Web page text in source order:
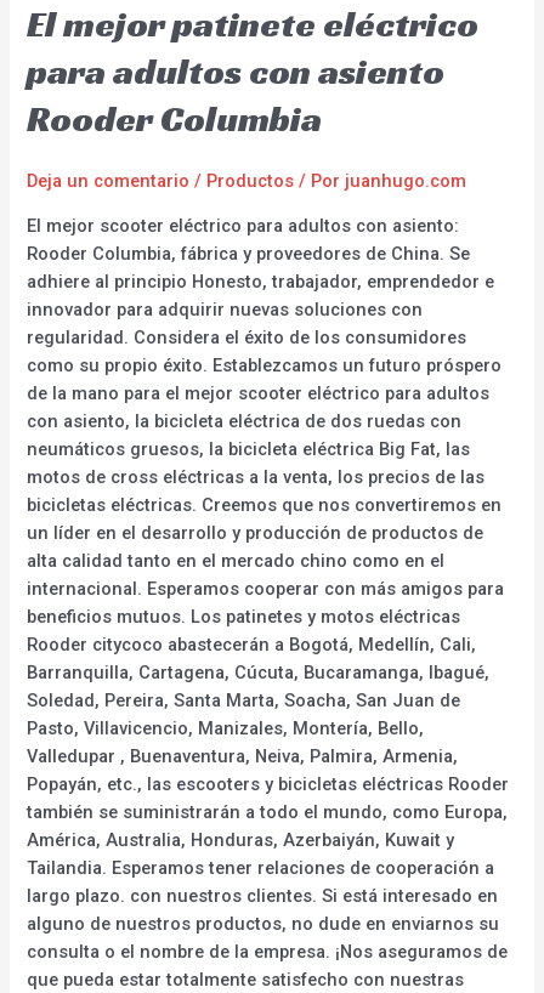
El mejor patinete eléctrico
para adultos con asiento
Rooder Columbia
Deja un comentario / Productos / Por juanhugo.com
El mejor scooter eléctrico para adultos con asiento:
Rooder Columbia, fábrica y proveedores de China. Se
adhiere al principio Honesto, trabajador, emprendedor e
innovador para adquirir nuevas soluciones con
regularidad. Considera el éxito de los consumidores
como su propio éxito. Establezcamos un futuro próspero
de la mano para el mejor scooter eléctrico para adultos
con asiento, la bicicleta eléctrica de dos ruedas con
neumáticos gruesos, la bicicleta eléctrica Big Fat, las
motos de cross eléctricas a la venta, los precios de las
bicicletas eléctricas. Creemos que nos convertiremos en
un líder en el desarrollo y producción de productos de
alta calidad tanto en el mercado chino como en el
internacional. Esperamos cooperar con más amigos para
beneficios mutuos. Los patinetes y motos eléctricas
Rooder citycoco abastecerán a Bogotá, Medellín, Cali,
Barranquilla, Cartagena, Cúcuta, Bucaramanga, Ibagué,
Soledad, Pereira, Santa Marta, Soacha, San Juan de
Pasto, Villavicencio, Manizales, Montería, Bello,
Valledupar , Buenaventura, Neiva, Palmira, Armenia,
Popayán, etc., las escooters y bicicletas eléctricas Rooder
también se suministrarán a todo el mundo, como Europa,
América, Australia, Honduras, Azerbaiyán, Kuwait y
Tailandia. Esperamos tener relaciones de cooperación a
largo plazo. con nuestros clientes. Si está interesado en
alguno de nuestros productos, no dude en enviarnos su
consulta o el nombre de la empresa. ¡Nos aseguramos de
que pueda estar totalmente satisfecho con nuestras